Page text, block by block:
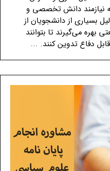
نیازمند دانش تخصصی و
بسیاری از دانشجویان از
بهره می‌گیرند تا بتوانند
دفاع تدوین کنند. ...